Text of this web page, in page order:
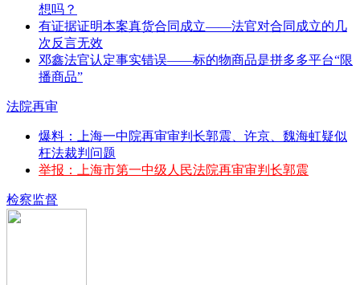
想吗？
有证据证明本案真货合同成立——法官对合同成立的几
次反言无效
邓鑫法官认定事实错误——标的物商品是拼多多平台“限
播商品”
法院再审
爆料：上海一中院再审审判长郭震、许京、魏海虹疑似
枉法裁判问题
举报：上海市第一中级人民法院再审审判长郭震
检察监督